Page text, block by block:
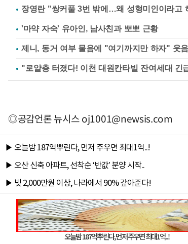
장영란 "쌍커풀 3번 밖에…왜 성형미인이라고
'마약 자숙' 유아인, 남사친과 뽀뽀 근황
제니, 동거 여부 물음에 "여기까지만 하자" 웃음
◎공감언론 뉴시스oj1001@newsis.com